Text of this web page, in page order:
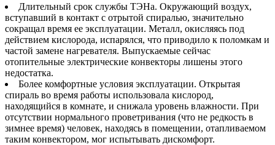
Длительный срок службы ТЭНа. Окружающий воздух,
вступавший в контакт с отрытой спиралью, значительно
сокращал время ее эксплуатации. Металл, окисляясь под
действием кислорода, испарялся, что приводило к поломкам и
частой замене нагревателя. Выпускаемые сейчас
отопительные электрические конвекторы лишены этого
недостатка.
Более комфортные условия эксплуатации. Открытая
спираль во время работы использовала кислород,
находящийся в комнате, и снижала уровень влажности. При
отсутствии нормального проветривания (что не редкость в
зимнее время) человек, находясь в помещении, отапливаемом
таким конвектором, мог испытывать дискомфорт.